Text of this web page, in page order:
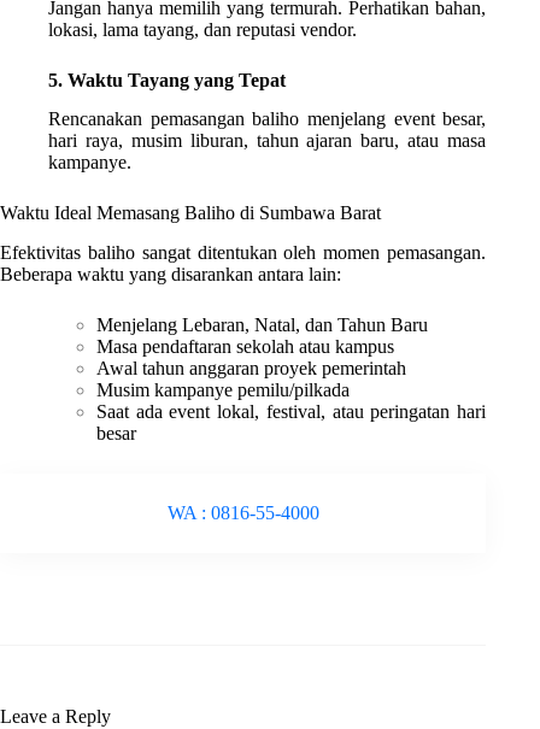
Jangan hanya memilih yang termurah. Perhatikan bahan,
lokasi, lama tayang, dan reputasi vendor.
5. Waktu Tayang yang Tepat
Rencanakan pemasangan baliho menjelang event besar,
hari raya, musim liburan, tahun ajaran baru, atau masa
kampanye.
Waktu Ideal Memasang Baliho di Sumbawa Barat
Efektivitas baliho sangat ditentukan oleh momen pemasangan.
Beberapa waktu yang disarankan antara lain:
Menjelang Lebaran, Natal, dan Tahun Baru
Masa pendaftaran sekolah atau kampus
Awal tahun anggaran proyek pemerintah
Musim kampanye pemilu/pilkada
Saat ada event lokal, festival, atau peringatan hari
besar
WA : 0816-55-4000
Leave a Reply